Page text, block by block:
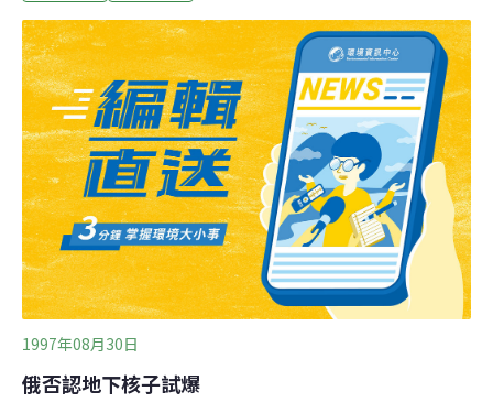
雨情形也一反常態 的少，都是聖嬰現象作怪的例子。華盛
頓郵報最近報導，今年全球各地氣候普遍反常，最近幾個
月來，地球已 經有好幾處發生氣候反常的現象，例如南美
和歐洲出現非季節性的炎熱，西非 與南太平洋反常乾燥，
南歐的降雨量高出正常水平，秘魯安地斯山脈則忽然刮 起
暴風雪來。上一次地球發生這樣怪異的氣候是在1982到八
83年間，全球約有二千人 死於天氣異常引發的水災、土
崩、旱災、火災等，數百人被迫放棄他們的家園 ，經濟損
失達八十億美元以上。聖嬰現象並不全然有害無益，例如
佛羅里達州等地今年颶風特別少
1997年08月30日
俄否認地下核子試爆